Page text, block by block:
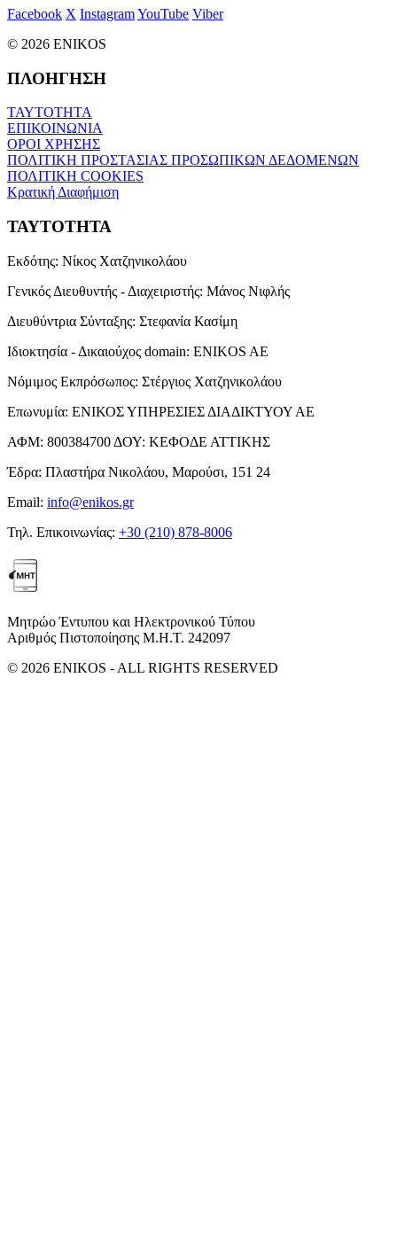
Facebook X InstagramYouTube Viber
© 2026 ENIKOS
ΠΛΟΗΓΗΣΗ
ΤΑΥΤΟΤΗΤΑ
ΕΠΙΚΟΙΝΩΝΙΑ
ΟΡΟΙ ΧΡΗΣΗΣ
ΠΟΛΙΤΙΚΗ ΠΡΟΣΤΑΣΙΑΣ ΠΡΟΣΩΠΙΚΩΝ ΔΕΔΟΜΕΝΩΝ
ΠΟΛΙΤΙΚΗ COOKIES
Κρατική Διαφήμιση
ΤΑΥΤΟΤΗΤΑ
Εκδότης: Νίκος Χατζηνικολάου
Γενικός Διευθυντής - Διαχειριστής: Μάνος Νιφλής
Διευθύντρια Σύνταξης: Στεφανία Κασίμη
Ιδιοκτησία - Δικαιούχος domain: ENIKOS AE
Νόμιμος Εκπρόσωπος: Στέργιος Χατζηνικολάου
Επωνυμία: ΕΝΙΚΟΣ ΥΠΗΡΕΣΙΕΣ ΔΙΑΔΙΚΤΥΟΥ ΑΕ
ΑΦΜ: 800384700 ΔΟΥ: ΚΕΦΟΔΕ ΑΤΤΙΚΗΣ
Έδρα: Πλαστήρα Νικολάου, Μαρούσι, 151 24
Email: info@enikos.gr
Τηλ. Επικοινωνίας: +30 (210) 878-8006
Μητρώο Έντυπου και Ηλεκτρονικού Τύπου
Αριθμός Πιστοποίησης Μ.Η.Τ. 242097
© 2026 ENIKOS - ALL RIGHTS RESERVED